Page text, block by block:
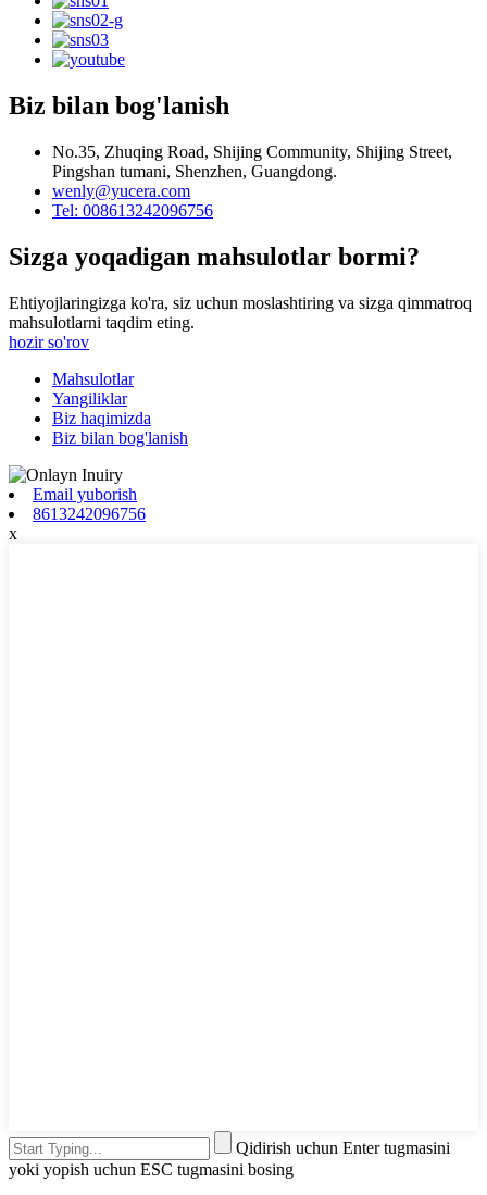
Biz bilan bog'lanish
No.35, Zhuqing Road, Shijing Community, Shijing Street,
Pingshan tumani, Shenzhen, Guangdong.
wenly@yucera.com
Tel: 008613242096756
Sizga yoqadigan mahsulotlar bormi?
Ehtiyojlaringizga ko'ra, siz uchun moslashtiring va sizga qimmatroq
mahsulotlarni taqdim eting.
hozir so'rov
Mahsulotlar
Yangiliklar
Biz haqimizda
Biz bilan bog'lanish
Email yuborish
8613242096756
x
Qidirish uchun Enter tugmasini
yoki yopish uchun ESC tugmasini bosing